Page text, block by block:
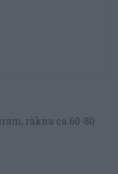
räkna ca 60-80